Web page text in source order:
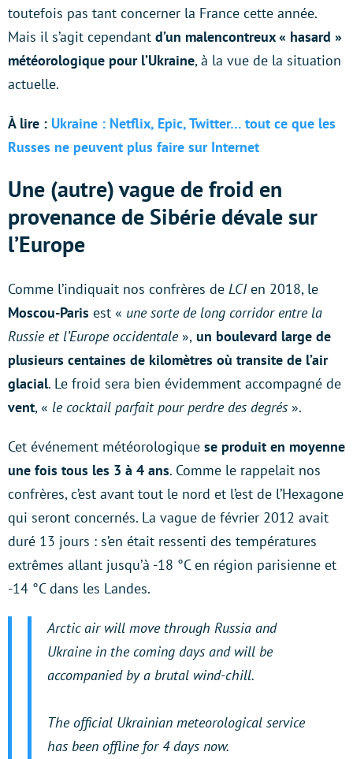
toutefois pas tant concerner la France cette année.
Mais il s’agit cependant d’un malencontreux « hasard »
météorologique pour l’Ukraine, à la vue de la situation
actuelle.
À lire : Ukraine : Netflix, Epic, Twitter… tout ce que les
Russes ne peuvent plus faire sur Internet
Une (autre) vague de froid en
provenance de Sibérie dévale sur
l’Europe
Comme l’indiquait nos confrères de LCIen 2018, le
Moscou-Paris est « une sorte de long corridor entre la
Russie et l’Europe occidentale», un boulevard large de
plusieurs centaines de kilomètres où transite de l’air
glacial. Le froid sera bien évidemment accompagné de
vent, « le cocktail parfait pour perdre des degrés ».
Cet événement météorologique se produit en moyenne
une fois tous les 3 à 4 ans. Comme le rappelait nos
confrères, c’est avant tout le nord et l’est de l’Hexagone
qui seront concernés. La vague de février 2012 avait
duré 13 jours : s’en était ressenti des températures
extrêmes allant jusqu’à -18 °C en région parisienne et
-14 °C dans les Landes.
Arctic air will move through Russia and
Ukraine in the coming days and will be
accompanied by a brutal wind-chill.
The official Ukrainian meteorological service
has been offline for 4 days now.